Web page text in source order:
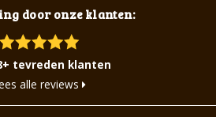
door onze klanten:
tevreden klanten
alle reviews